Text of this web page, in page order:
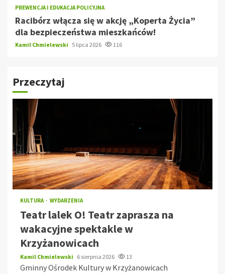
PREWENCJA I EDUKACJA POLICYJNA
Racibórz włącza się w akcję „Koperta Życia”
dla bezpieczeństwa mieszkańców!
Kamil Chmielewski 5 lipca 2026 116
Przeczytaj
KULTURA WYDARZENIA
Teatr lalek O! Teatr zaprasza na
wakacyjne spektakle w
Krzyżanowicach
Kamil Chmielewski 6 sierpnia 2026 13
Gminny Ośrodek Kultury w Krzyżanowicach